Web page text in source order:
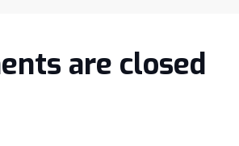
are closed